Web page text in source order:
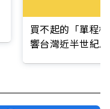
買不起的「單程
響台灣近半世紀